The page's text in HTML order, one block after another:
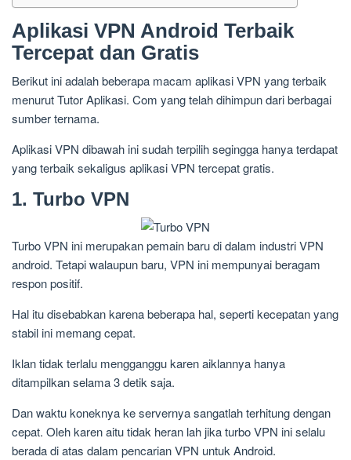
Aplikasi VPN Android Terbaik
Tercepat dan Gratis
Berikut ini adalah beberapa macam aplikasi VPN yang terbaik
menurut Tutor Aplikasi. Com yang telah dihimpun dari berbagai
sumber ternama.
Aplikasi VPN dibawah ini sudah terpilih segingga hanya terdapat
yang terbaik sekaligus aplikasi VPN tercepat gratis.
1. Turbo VPN
Turbo VPN ini merupakan pemain baru di dalam industri VPN
android. Tetapi walaupun baru, VPN ini mempunyai beragam
respon positif.
Hal itu disebabkan karena beberapa hal, seperti kecepatan yang
stabil ini memang cepat.
Iklan tidak terlalu mengganggu karen aiklannya hanya
ditampilkan selama 3 detik saja.
Dan waktu koneknya ke servernya sangatlah terhitung dengan
cepat. Oleh karen aitu tidak heran lah jika turbo VPN ini selalu
berada di atas dalam pencarian VPN untuk Android.